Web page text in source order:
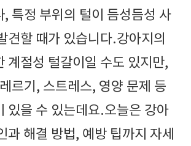
, 특정 부위의 털이 듬성듬성 사
견할 때가 있습니다.강아지의
계절성 털갈이일 수도 있지만,
르기, 스트레스, 영양 문제 등
있을 수 있는데요.오늘은 강아
과 해결 방법, 예방 팁까지 자세